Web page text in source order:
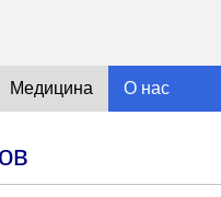
Медицина О нас